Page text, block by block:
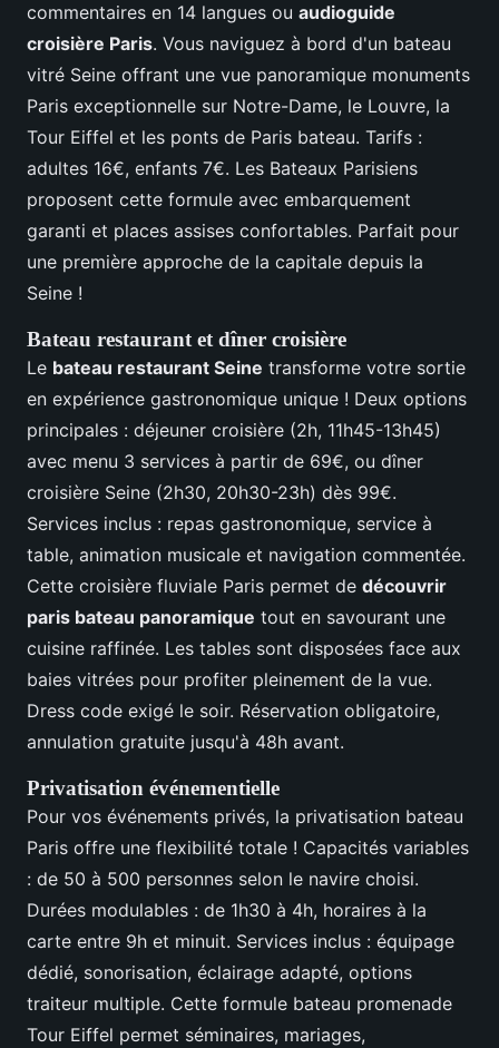
commentaires en 14 langues ou audioguide
croisière Paris. Vous naviguez à bord d'un bateau
vitré Seine offrant une vue panoramique monuments
Paris exceptionnelle sur Notre-Dame, le Louvre, la
Tour Eiffel et les ponts de Paris bateau. Tarifs :
adultes 16€, enfants 7€. Les Bateaux Parisiens
proposent cette formule avec embarquement
garanti et places assises confortables. Parfait pour
une première approche de la capitale depuis la
Seine !
Bateau restaurant et dîner croisière
Le bateau restaurant Seine transforme votre sortie
en expérience gastronomique unique ! Deux options
principales : déjeuner croisière (2h, 11h45-13h45)
avec menu 3 services à partir de 69€, ou dîner
croisière Seine (2h30, 20h30-23h) dès 99€.
Services inclus : repas gastronomique, service à
table, animation musicale et navigation commentée.
Cette croisière fluviale Paris permet de découvrir
paris bateau panoramique tout en savourant une
cuisine raffinée. Les tables sont disposées face aux
baies vitrées pour profiter pleinement de la vue.
Dress code exigé le soir. Réservation obligatoire,
annulation gratuite jusqu'à 48h avant.
Privatisation événementielle
Pour vos événements privés, la privatisation bateau
Paris offre une flexibilité totale ! Capacités variables
: de 50 à 500 personnes selon le navire choisi.
Durées modulables : de 1h30 à 4h, horaires à la
carte entre 9h et minuit. Services inclus : équipage
dédié, sonorisation, éclairage adapté, options
traiteur multiple. Cette formule bateau promenade
Tour Eiffel permet séminaires, mariages,